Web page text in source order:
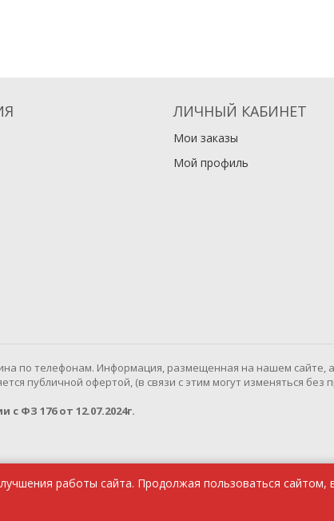
ЛИЧНЫЙ КАБИНЕТ
Мои заказы
Мой профиль
работы сайта. Продолжая пользоваться сайтом,
по телефонам. Информация, размещенная на нашем сайте,
публичной офертой, (в связи с этим могут изменяться
ФЗ 176 от 12.07.2024г.